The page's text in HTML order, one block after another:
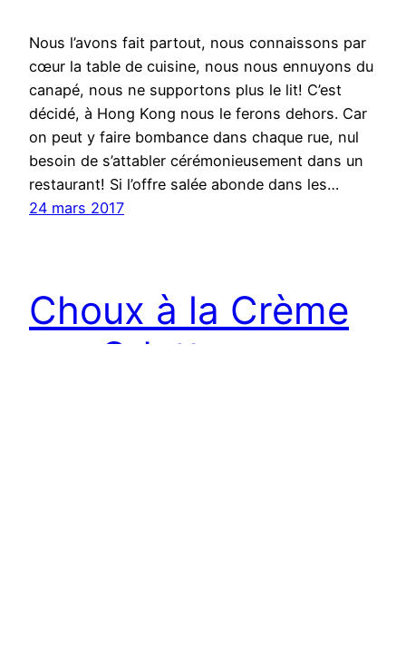
Nous l’avons fait partout, nous connaissons par
cœur la table de cuisine, nous nous ennuyons du
canapé, nous ne supportons plus le lit! C’est
décidé, à Hong Kong nous le ferons dehors. Car
on peut y faire bombance dans chaque rue, nul
besoin de s’attabler cérémonieusement dans un
restaurant! Si l’offre salée abonde dans les…
24 mars 2017
Choux à la Crème
par Odette